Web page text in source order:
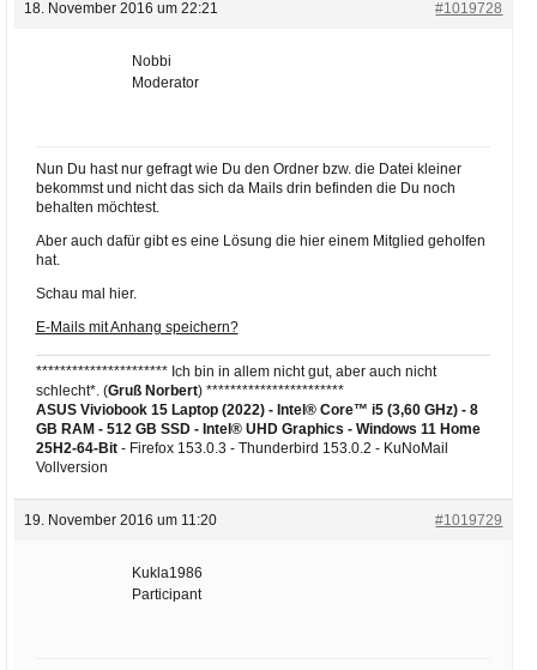
18. November 2016 um 22:21 #1019728
Nobbi
Moderator
Nun Du hast nur gefragt wie Du den Ordner bzw. die Datei kleiner
bekommst und nicht das sich da Mails drin befinden die Du noch
behalten möchtest.
Aber auch dafür gibt es eine Lösung die hier einem Mitglied geholfen
hat.
Schau mal hier.
E-Mails mit Anhang speichern?
********************** Ich bin in allem nicht gut, aber auch nicht
schlecht*. (Gruß Norbert) ***********************
ASUS Viviobook 15 Laptop (2022) - Intel® Core™ i5 (3,60 GHz) - 8
GB RAM - 512 GB SSD - Intel® UHD Graphics - Windows 11 Home
25H2-64-Bit- Firefox 153.0.3 - Thunderbird 153.0.2 - KuNoMail
Vollversion
19. November 2016 um 11:20 #1019729
Kukla1986
Participant